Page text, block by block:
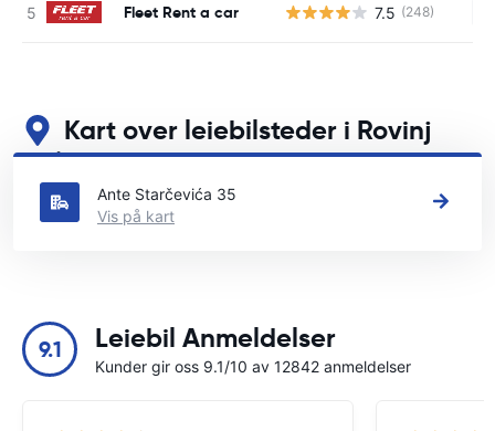
Fleet Rent a car 7.5 (248)
Kart over leiebilsteder i Rovinj
Se våre viktigste bilutleiesteder i Rovinj
Ante Starčevića 35
Vis på kart
9.1 Leiebil Anmeldelser
Kunder gir oss 9.1/10 av 12842 anmeldelser